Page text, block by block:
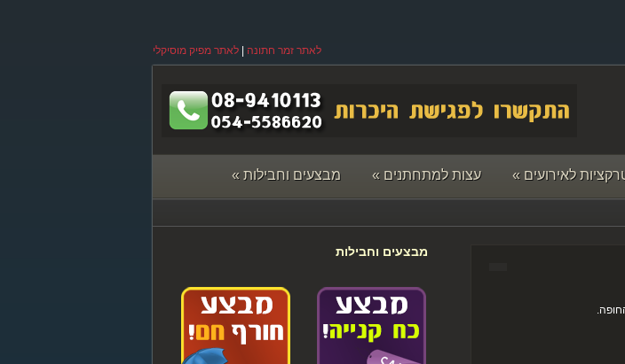
לאתר זמר חתונה לאתר מפיק מוסיקלי
לאירועים » עצות למתחתנים » מבצעים וחבילות »
מבצעים וחבילות